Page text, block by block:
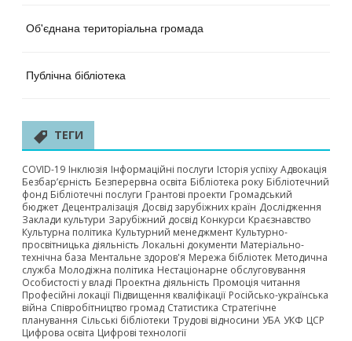
Об'єднана територіальна громада
Публічна бібліотека
ТЕГИ
COVID-19 Інклюзія Інформаційні послуги Історія успіху Адвокація
Безбар’єрність Безперервна освіта Бібліотека року Бібліотечний
фонд Бібліотечні послуги Грантові проекти Громадський
бюджет Децентралізація Досвід зарубіжних країн Дослідження
Заклади культури Зарубіжний досвід Конкурси Краєзнавство
Культурна політика Культурний менеджмент Культурно-
просвітницька діяльність Локальні документи Матеріально-
технічна база Ментальне здоров'я Мережа бібліотек Методична
служба Молодіжна політика Нестаціонарне обслуговування
Особистості у владі Проектна діяльність Промоція читання
Професійні локації Підвищення кваліфікації Російсько-українська
війна Співробітництво громад Статистика Стратегічне
планування Сільські бібліотеки Трудові відносини УБА УКФ ЦСР
Цифрова освіта Цифрові технології